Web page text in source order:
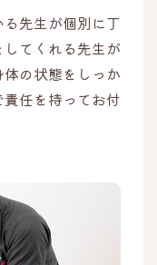
先生が個別に丁
てくれる先生が
の状態をしっか
任を持ってお付